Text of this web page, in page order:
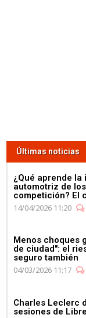
Últimas noticias
¿Qué aprende la
automotriz de
competición? El
14/04/2026 11:20
Menos choques
de ciudad": el
seguro también
04/03/2026 11:17
Charles Leclerc
sesiones de